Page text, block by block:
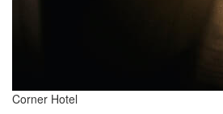
Corner Hotel